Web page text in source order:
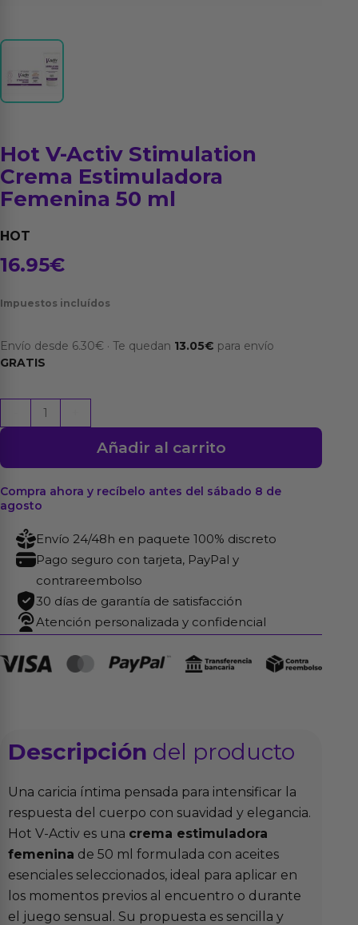
Hot V-Activ Stimulation
Crema Estimuladora
Femenina 50 ml
HOT
16.95€
Impuestos incluídos
Envío desde 6.30€ · Te quedan 13.05€ para envío
GRATIS
V-
Stimulation
Crema
Estimuladora
Femenina
cantidad
Añadir al carrito
Compra ahora y recíbelo antes del sábado 8 de
agosto
Envío 24/48h en paquete 100% discreto
Pago seguro con tarjeta, PayPal y
contrareembolso
30 días de garantía de satisfacción
Atención personalizada y confidencial
Descripción del producto
Una caricia íntima pensada para intensificar la
respuesta del cuerpo con suavidad y elegancia.
Hot V-Activ es una crema estimuladora
femenina de 50 ml formulada con aceites
esenciales seleccionados, ideal para aplicar en
los momentos previos al encuentro o durante
el juego sensual. Su propuesta es sencilla y